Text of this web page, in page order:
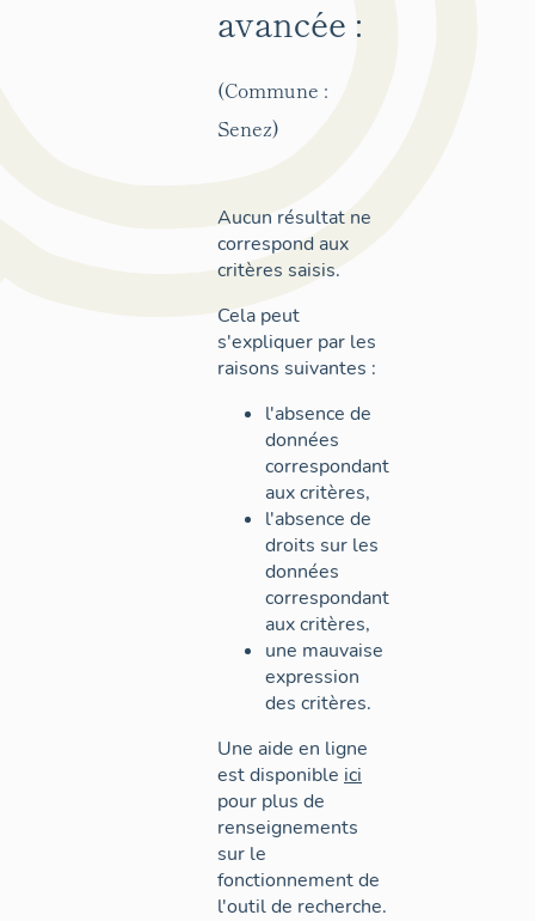
avancée :
(Commune :
Senez)
Aucun résultat ne
correspond aux
critères saisis.
Cela peut
s'expliquer par les
raisons suivantes :
l'absence de
données
correspondant
aux critères,
l'absence de
droits sur les
données
correspondant
aux critères,
une mauvaise
expression
des critères.
Une aide en ligne
est disponible ici
pour plus de
renseignements
sur le
fonctionnement de
l'outil de recherche.